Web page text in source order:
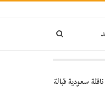
سعودية قبالة